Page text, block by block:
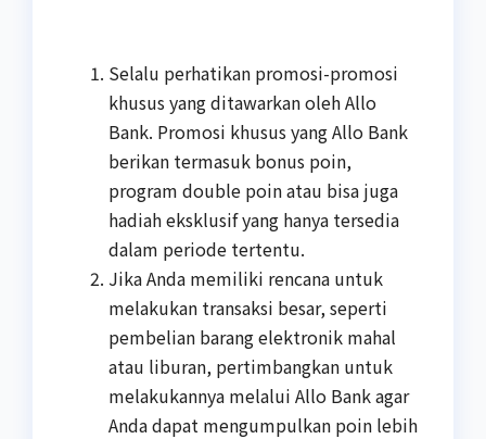
Selalu perhatikan promosi-promosi
khusus yang ditawarkan oleh Allo
Bank. Promosi khusus yang Allo Bank
berikan termasuk bonus poin,
program double poin atau bisa juga
hadiah eksklusif yang hanya tersedia
dalam periode tertentu.
Jika Anda memiliki rencana untuk
melakukan transaksi besar, seperti
pembelian barang elektronik mahal
atau liburan, pertimbangkan untuk
melakukannya melalui Allo Bank agar
Anda dapat mengumpulkan poin lebih